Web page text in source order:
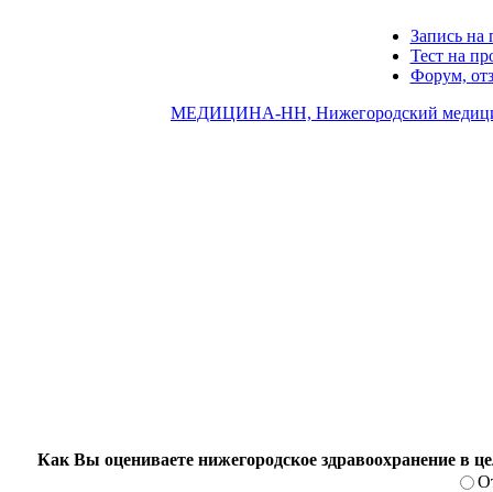
Запись на
Тест на
Форум,
МЕДИЦИНА-НН, Нижегородский
Как Вы оцениваете нижегородское здравоохранение в